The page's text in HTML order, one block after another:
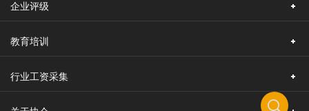
企业评级
教育培训
行业工资采集